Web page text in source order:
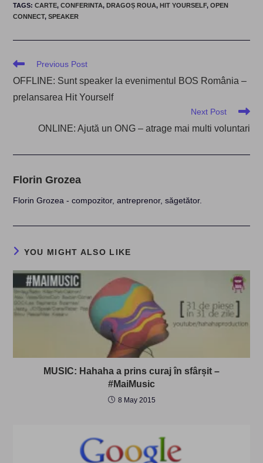
TAGS:CARTE, CONFERINTA, DRAGOȘ ROUA, HIT YOURSELF, OPEN
CONNECT, SPEAKER
Read
articles
Previous Post
OFFLINE: Sunt speaker la evenimentul BOS România –
prelansarea Hit Yourself
Next Post
ONLINE: Ajută un ONG – atrage mai multi voluntari
Florin Grozea
Florin Grozea - compozitor, antreprenor, săgetător.
YOU MIGHT ALSO LIKE
MUSIC: Hahaha a prins curaj în sfârșit –
#MaiMusic
8 May 2015